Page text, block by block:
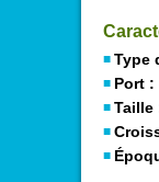
Type
Port :
Taille